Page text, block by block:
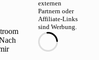
externen
Partnern oder
Affiliate-Links
sind Werbung.